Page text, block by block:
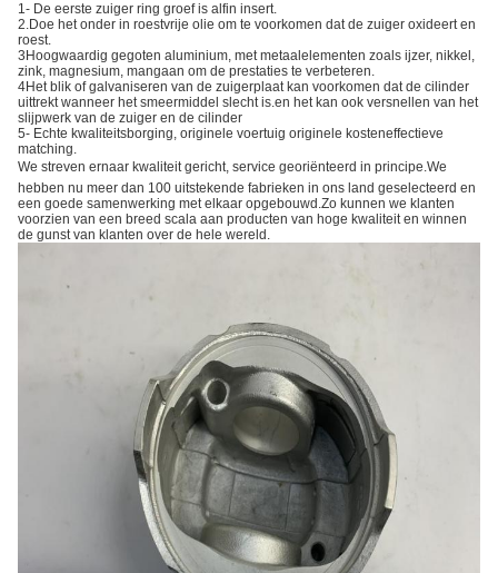
1- De eerste zuiger ring groef is alfin insert.
2.Doe het onder in roestvrije olie om te voorkomen dat de zuiger oxideert en
roest.
3Hoogwaardig gegoten aluminium, met metaalelementen zoals ijzer, nikkel,
zink, magnesium, mangaan om de prestaties te verbeteren.
4Het blik of galvaniseren van de zuigerplaat kan voorkomen dat de cilinder
uittrekt wanneer het smeermiddel slecht is.en het kan ook versnellen van het
slijpwerk van de zuiger en de cilinder
5- Echte kwaliteitsborging, originele voertuig originele kosteneffectieve
matching.
We streven ernaar kwaliteit gericht, service georiënteerd in principe.We
hebben nu meer dan 100 uitstekende fabrieken in ons land geselecteerd en
een goede samenwerking met elkaar opgebouwd.Zo kunnen we klanten
voorzien van een breed scala aan producten van hoge kwaliteit en winnen
de gunst van klanten over de hele wereld.